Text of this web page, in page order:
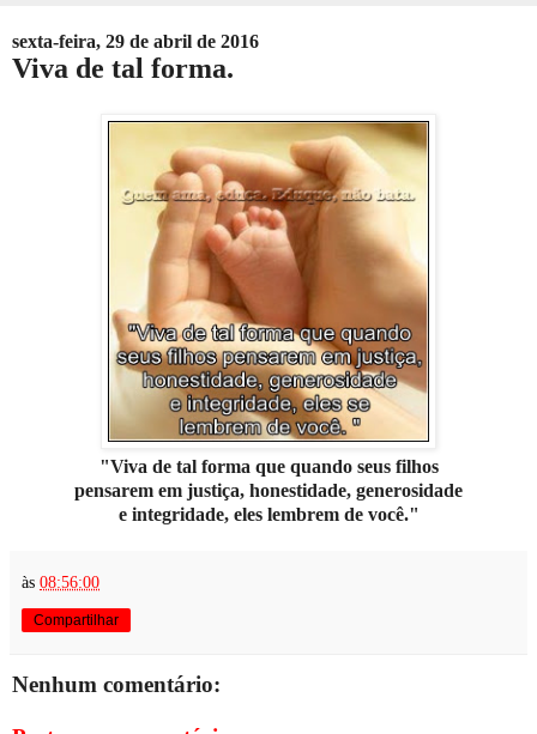
sexta-feira, 29 de abril de 2016
Viva de tal forma.
"Viva de tal forma que quando seus filhos
pensarem em justiça, honestidade, generosidade
e integridade, eles lembrem de você."
às 08:56:00
Compartilhar
Nenhum comentário: